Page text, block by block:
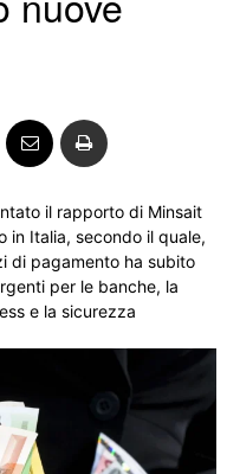
il rapporto di Minsait
in Italia, secondo il quale,
di pagamento ha subito
per le banche, la
e la sicurezza